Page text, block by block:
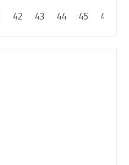
42 43 44 45 46